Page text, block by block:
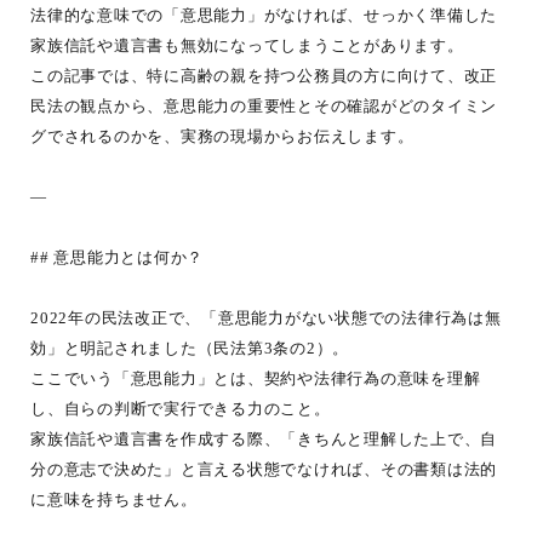
法律的な意味での「意思能力」がなければ、せっかく準備した
家族信託や遺言書も無効になってしまうことがあります。
この記事では、特に高齢の親を持つ公務員の方に向けて、改正
民法の観点から、意思能力の重要性とその確認がどのタイミン
グでされるのかを、実務の現場からお伝えします。
—
## 意思能力とは何か？
2022年の民法改正で、「意思能力がない状態での法律行為は無
効」と明記されました（民法第3条の2）。
ここでいう「意思能力」とは、契約や法律行為の意味を理解
し、自らの判断で実行できる力のこと。
家族信託や遺言書を作成する際、「きちんと理解した上で、自
分の意志で決めた」と言える状態でなければ、その書類は法的
に意味を持ちません。